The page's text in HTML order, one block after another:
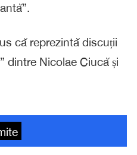
că reprezintă discuții
dintre Nicolae Ciucă și